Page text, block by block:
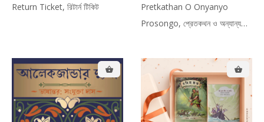
Return Ticket, রিটার্ন টিকিট
Pretkathan O Onyanyo
Prosongo, প্রেতকথন ও অন্যান্য